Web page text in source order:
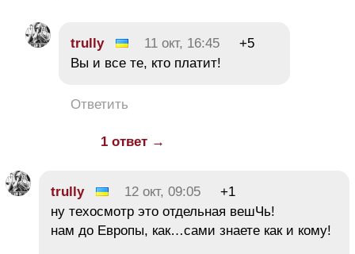
trully 11 окт, 16:45
+5
Вы и все те, кто платит!
Ответить
1 ответ →
trully 12 окт, 09:05
+1
ну техосмотр это отдельная вешЧь!
нам до Европы, как…сами знаете как и кому!